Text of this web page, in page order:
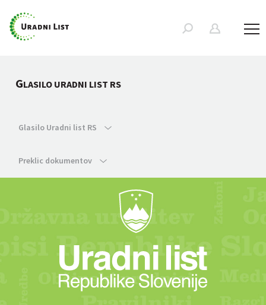
GLASILO URADNI LIST RS
Glasilo Uradni list RS
Preklic dokumentov